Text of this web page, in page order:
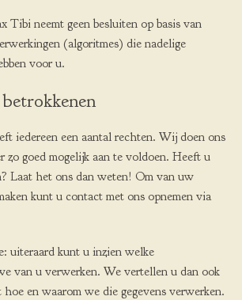
Tibi neemt geen besluiten op basis van
(algoritmes) die nadelige
voor u.
iedereen een aantal rechten. Wij doen ons
zo goed mogelijk aan te voldoen. Heeft u
Laat het ons dan weten! Om van uw
kunt u contact met ons opnemen via
uiteraard kunt u inzien welke
van u verwerken. We vertellen u dan ook
hoe en waarom we die gegevens verwerken.